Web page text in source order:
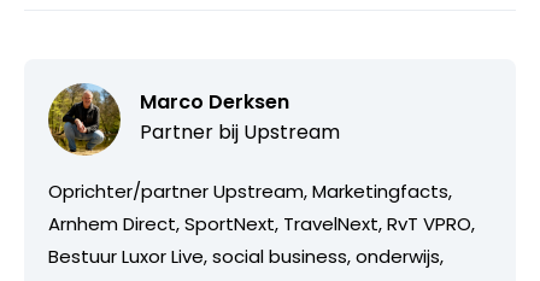
Marco Derksen
Partner bij Upstream
Oprichter/partner Upstream, Marketingfacts,
Arnhem Direct, SportNext, TravelNext, RvT VPRO,
Bestuur Luxor Live, social business, onderwijs,